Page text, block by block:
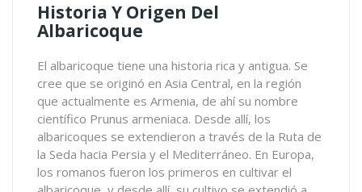
Historia Y Origen Del
Albaricoque
El albaricoque tiene una historia rica y antigua. Se
cree que se originó en Asia Central, en la región
que actualmente es Armenia, de ahí su nombre
científico Prunus armeniaca. Desde allí, los
albaricoques se extendieron a través de la Ruta de
la Seda hacia Persia y el Mediterráneo. En Europa,
los romanos fueron los primeros en cultivar el